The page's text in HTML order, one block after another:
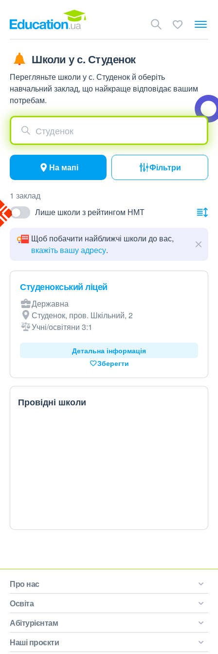
Школи у с. Студенок
Перегляньте школи у с. Студенок й оберіть
навчальний заклад, що найкраще відповідає вашим
потребам.
Студенок
На мапі Фільтри
1 заклад
Лише школи з рейтингом НМТ
Щоб побачити найближчі школи до вас,
вкажіть вашу адресу.
Студенокський ліцей
Державна
Студенок, пров. Шкільний, 2
Учні/освітяни 3:1
Детальна інформація
Зберегти
Провідні школи
Про нас
Освіта
Абітурієнтам
Наші проєкти